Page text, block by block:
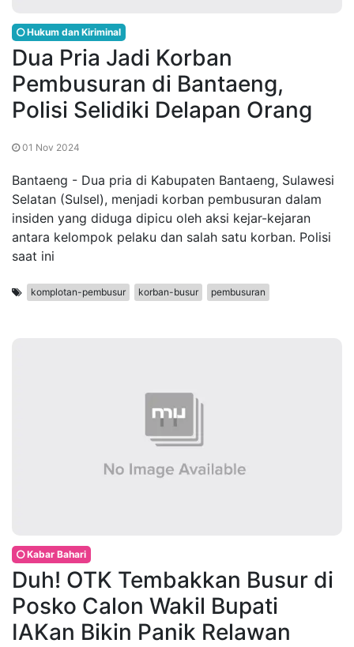
Hukum dan Kiriminal
Dua Pria Jadi Korban
Pembusuran di Bantaeng,
Polisi Selidiki Delapan Orang
01 Nov 2024
Bantaeng - Dua pria di Kabupaten Bantaeng, Sulawesi
Selatan (Sulsel), menjadi korban pembusuran dalam
insiden yang diduga dipicu oleh aksi kejar-kejaran
antara kelompok pelaku dan salah satu korban. Polisi
saat ini
komplotan-pembusur korban-busur pembusuran
Kabar Bahari
Duh! OTK Tembakkan Busur di
Posko Calon Wakil Bupati
IAKan Bikin Panik Relawan